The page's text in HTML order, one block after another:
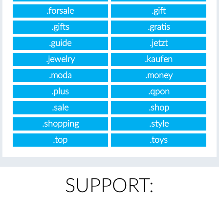
.forsale
.gift
.gifts
.gratis
.guide
.jetzt
.jewelry
.kaufen
.moda
.money
.plus
.qpon
.sale
.shop
.shopping
.style
.top
.toys
SUPPORT: